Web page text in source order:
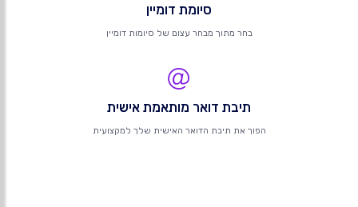
סיומת דומיין
בחר מתוך מבחר עצום של סיומות דומיין
תיבת דואר מותאמת אישית
הפוך את תיבת הדואר האישית שלך למקצועית